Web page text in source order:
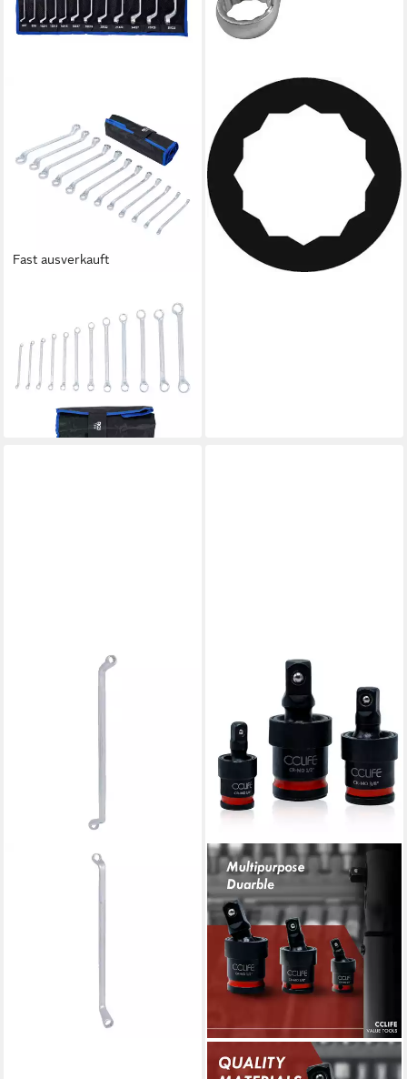
Fast ausverkauft
Schraube BGS Doppel-
Ringschlüssel-Satz gekröpft
SW 6 x 7 - 30 x 32 mm 12-
tlg.
lieferbar - in 3-4 Werktagen bei dir
FORTIS
Ringschlüssel,
Zugringschlüssel gekröpft
ab 13,60 €
lieferbar - in 8-10 Werktagen bei
CCLIFE